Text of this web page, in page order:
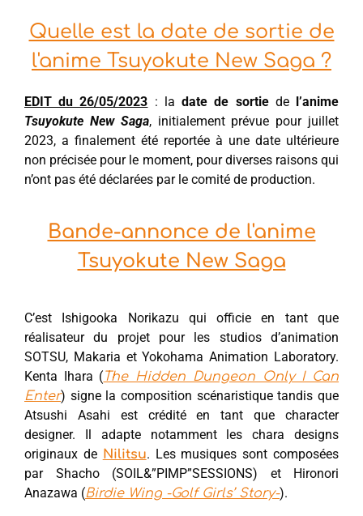
Quelle est la date de sortie de
l'anime Tsuyokute New Saga ?
EDIT du 26/05/2023 : la date de sortiede
l’anime
Tsuyokute New Saga, initialement prévue pour juillet
2023, a finalement été reportée à une date ultérieure
non précisée pour le moment, pour diverses raisons qui
n’ont pas été déclarées par le comité de production.
Bande-annonce de l'anime
Tsuyokute New Saga
C’est Ishigooka Norikazu qui officie en tant que
réalisateur du projet pour les studios d’animation
SOTSU, Makaria et Yokohama Animation Laboratory.
Kenta Ihara (The Hidden Dungeon Only I Can
Enter) signe la composition scénaristique tandis que
Atsushi Asahi est crédité en tant que character
designer. Il adapte notamment les chara designs
originaux de Nilitsu. Les musiques sont composées
par Shacho (SOIL&”PIMP”SESSIONS) et Hironori
Anazawa (Birdie Wing -Golf Girls’ Story-).